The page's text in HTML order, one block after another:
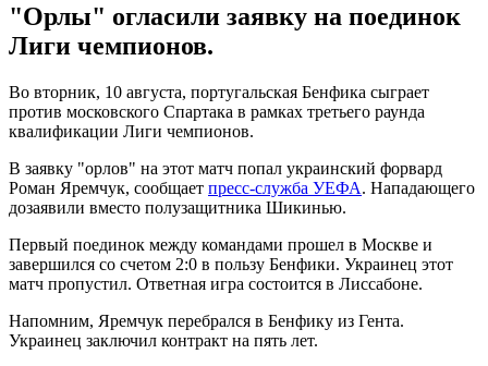
"Орлы" огласили заявку на поединок
Лиги чемпионов.
Во вторник, 10 августа, португальская Бенфика сыграет
против московского Спартака в рамках третьего раунда
квалификации Лиги чемпионов.
В заявку "орлов" на этот матч попал украинский форвард
Роман Яремчук, сообщает пресс-служба УЕФА. Нападающего
дозаявили вместо полузащитника Шикинью.
Первый поединок между командами прошел в Москве и
завершился со счетом 2:0 в пользу Бенфики. Украинец этот
матч пропустил. Ответная игра состоится в Лиссабоне.
Напомним, Яремчук перебрался в Бенфику из Гента.
Украинец заключил контракт на пять лет.